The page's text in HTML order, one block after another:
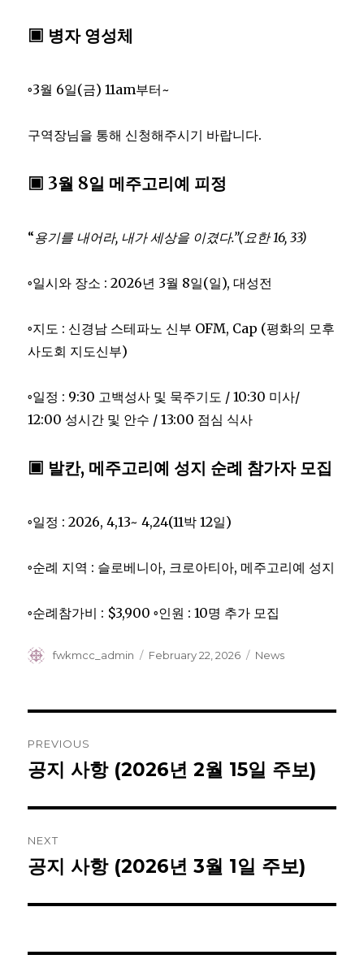
▣ 병자 영성체
◦3월 6일(금) 11am부터~
구역장님을 통해 신청해주시기 바랍니다.
▣ 3월 8일 메주고리예 피정
“용기를 내어라, 내가 세상을 이겼다.”( 요한16, 33)
◦일시와 장소 : 2026년 3월 8일(일), 대성전
◦지도 : 신경남 스테파노 신부 OFM, Cap (평화의 모후
사도회 지도신부)
◦일정 : 9:30 고백성사 및 묵주기도 / 10:30 미사/
12:00 성시간 및 안수 / 13:00 점심 식사
▣ 발칸, 메주고리예 성지 순례 참가자 모집
◦일정 : 2026, 4,13~ 4,24(11박 12일)
◦순례 지역 : 슬로베니아, 크로아티아, 메주고리예 성지
◦순례참가비 : $3,900 ◦인원 : 10명 추가 모집
Author
fwkmcc_admin
Posted
February 22, 2026 Categories
News
navigation
PREVIOUS
Previous
공지 사항 (2026년 2월 15일 주보)
NEXT
Next
공지 사항 (2026년 3월 1일 주보)